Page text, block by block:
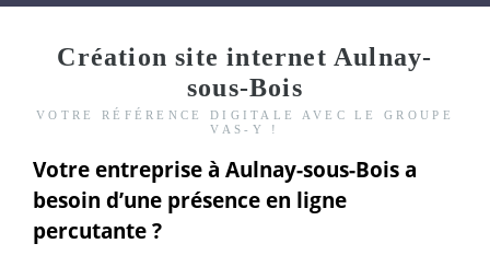
Création site internet Aulnay-
sous-Bois
VOTRE RÉFÉRENCE DIGITALE AVEC LE GROUPE
VAS-Y !
Votre entreprise à Aulnay-sous-Bois a
besoin d’une présence en ligne
percutante ?